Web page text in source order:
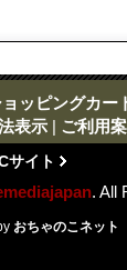
ッピングカー
表示 | ご利用
サイト
. All
おちゃのこネット